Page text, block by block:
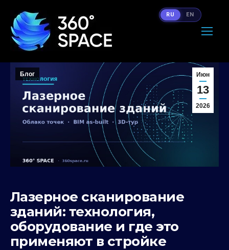
Июн
13
2026
Блог
Лазерное сканирование
зданий: технология,
оборудование и где это
применяют в стройке
RU EN